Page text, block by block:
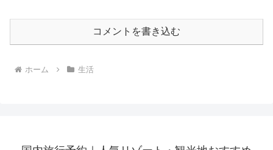
コメントを書き込む
ホーム 生活